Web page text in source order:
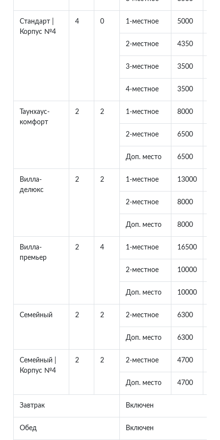
Стандарт |
Корпус №4
4 0 1-местное 5000
2-местное 4350
3-местное 3500
4-местное 3500
Таунхаус-
комфорт
2 2 1-местное 8000
2-местное 6500
Доп. место 6500
Вилла-
делюкс
2 2 1-местное 13000
2-местное 8000
Доп. место 8000
Вилла-
премьер
2 4 1-местное 16500
2-местное 10000
Доп. место 10000
Семейный 2 2 2-местное 6300
Доп. место 6300
Семейный |
Корпус №4
2 2 2-местное 4700
Доп. место 4700
Завтрак Включен
Обед Включен